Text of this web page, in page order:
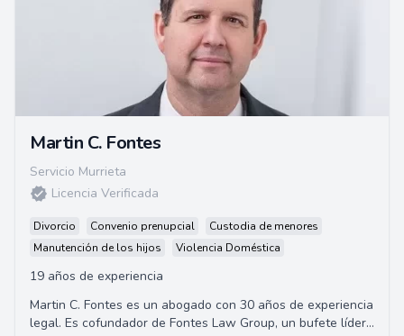
Martin C. Fontes
Servicio Murrieta
Licencia Verificada
Divorcio Convenio prenupcial
Custodia de menores
Manutención de los hijos
Violencia Doméstica
19 años de experiencia
Martin C. Fontes es un abogado con 30 años de experiencia
legal. Es cofundador de Fontes Law Group, un bufete líder